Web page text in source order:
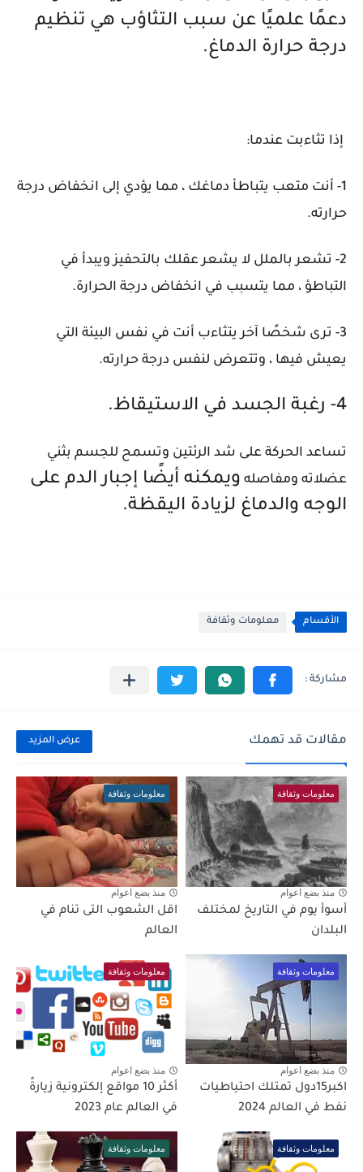
دعمًا علميًا عن سبب التثاؤب هي تنظيم
درجة حرارة الدماغ.
إذا تثاءبت عندما:
1- أنت متعب يتباطأ دماغك ، مما يؤدي إلى انخفاض درجة
حرارته.
2- تشعر بالملل لا يشعر عقلك بالتحفيز ويبدأ في
التباطؤ ، مما يتسبب في انخفاض درجة الحرارة.
3- ترى شخصًا آخر يتثاءب أنت في نفس البيئة التي
يعيش فيها ، وتتعرض لنفس درجة حرارته.
4- رغبة الجسد في الاستيقاظ.
تساعد الحركة على شد الرئتين وتسمح للجسم بثني
عضلاته ومفاصله ويمكنه أيضًا إجبار الدم على
الوجه والدماغ لزيادة اليقظة.
الأقسام معلومات وثقافة
مقالات قد تهمك عرض المزيد
معلومات وثقافة
منذ بضع اعوام
أسوأ يوم في التاريخ لمختلف
البلدان
معلومات وثقافة
منذ بضع اعوام
اقل الشعوب التى تنام في
العالم
معلومات وثقافة
منذ بضع اعوام
اكبر15دول تمتلك احتياطيات
نفط في العالم 2024
معلومات وثقافة
منذ بضع اعوام
أكثر 10 مواقع إلكترونية زيارةً
في العالم عام 2023
معلومات وثقافة معلومات وثقافة